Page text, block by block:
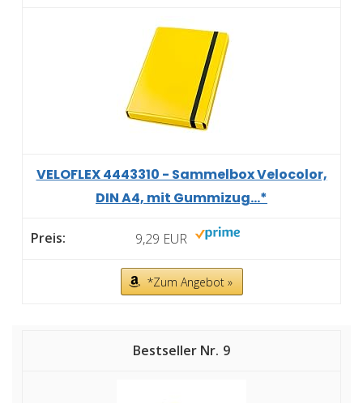
VELOFLEX 4443310 - Sammelbox Velocolor,
DIN A4, mit Gummizug...*
9,29 EUR
*Zum Angebot »
9